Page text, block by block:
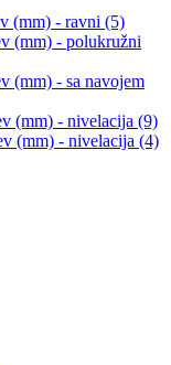
(mm) - ravni (5)
(mm) - polukružni
(mm) - sa navojem
(mm) - nivelacija (9)
(mm) - nivelacija (4)